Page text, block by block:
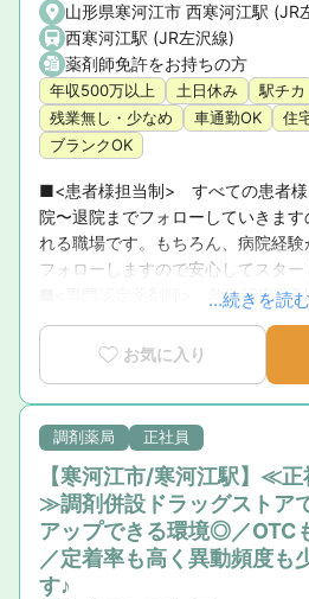
山形県寒河江市 西寒河江駅 (JR
西寒河江駅 (JR左沢線)
薬剤師免許をお持ちの方
年収500万以上 土日休み 駅チカ
残業無し・少なめ
車通勤OK 住
ブランクOK
■<患者様担当制>　すべての患者
院〜退院までフォローしていきま
れる職場です。もちろん、病院経
フォローしますので安心してスター
■<専門認定薬剤師>　救急認定薬
NST専門療法士、心不全療養指導
トと各資格を保持している薬剤師
たい方、実際に地域での糖尿病教室
実施したい方へもおススメ！
■<やりがいのある職場>　すべての
が入院〜退院までフォロー。患者様
薬剤師としてのやりがいも。もち
も実施しており、他職種との連携の
ています。
...続きを読む
お気に入り
調剤薬局 正社員
【寒河江市/寒河江駅】≪
≫調剤併設ドラッグストア
アップできる環境◎／OTC
／定着率も高く異動頻度も
す♪